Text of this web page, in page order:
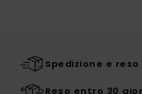
Spedizione e
Reso entro 30